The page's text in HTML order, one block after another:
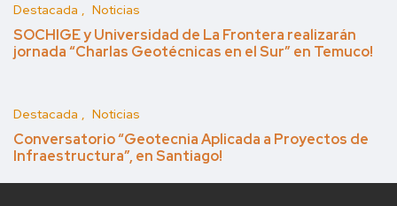
Destacada Noticias
SOCHIGE y Universidad de La Frontera realizarán
jornada “Charlas Geotécnicas en el Sur” en Temuco!
Destacada Noticias
Conversatorio “Geotecnia Aplicada a Proyectos de
Infraestructura”, en Santiago!